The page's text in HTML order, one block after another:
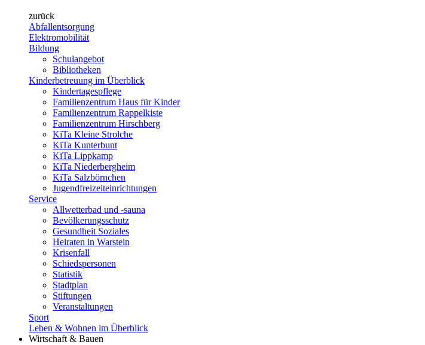
zurück
Abfallentsorgung
Elektromobilität
Bildung
Schulangebot
Bibliotheken
Kinderbetreuung im Überblick
Kindertagespflege
Familienzentrum Haus für Kinder
Familienzentrum Rappelkiste
Familienzentrum Hirschberg
KiTa Kleine Strolche
KiTa Kunterbunt
KiTa Lippkamp
KiTa Niederbergheim
KiTa Salzbörnchen
Jugendfreizeiteinrichtungen
Service
Allwetterbad und -sauna
Bevölkerungsschutz
Gesundheit Soziales
Heiraten in Warstein
Krisenfall
Schiedspersonen
Statistik
Stadtplan
Stiftungen
Veranstaltungen
Sport
Leben & Wohnen im Überblick
Wirtschaft & Bauen